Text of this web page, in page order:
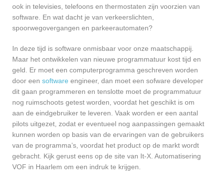
ook in televisies, telefoons en thermostaten zijn voorzien van
software. En wat dacht je van verkeerslichten,
spoorwegovergangen en parkeerautomaten?
In deze tijd is software onmisbaar voor onze maatschappij.
Maar het ontwikkelen van nieuwe programmatuur kost tijd en
geld. Er moet een computerprogramma geschreven worden
door een software engineer, dan moet een sofware developer
dit gaan programmeren en tenslotte moet de programmatuur
nog ruimschoots getest worden, voordat het geschikt is om
aan de eindgebruiker te leveren. Vaak worden er een aantal
pilots uitgezet, zodat er eventueel nog aanpassingen gemaakt
kunnen worden op basis van de ervaringen van de gebruikers
van de programma’s, voordat het product op de markt wordt
gebracht. Kijk gerust eens op de site van It-X. Automatisering
VOF in Haarlem om een indruk te krijgen.